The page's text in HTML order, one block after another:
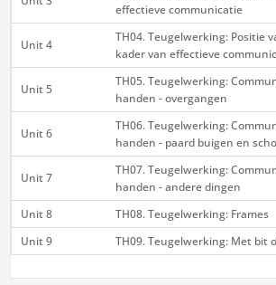
effectieve communicatie
Unit 4
TH04. Teugelwerking: Positie
kader van effectieve
Unit 5
TH05. Teugelwerking:
handen - overgangen
Unit 6
TH06. Teugelwerking:
handen - paard buigen en
Unit 7
TH07. Teugelwerking:
handen - andere dingen
Unit 8
TH08. Teugelwerking: Frames
Unit 9
TH09. Teugelwerking: Met bit